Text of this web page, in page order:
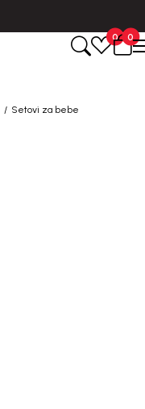
0
0
Setovi za bebe